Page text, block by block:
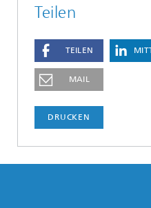
Teilen
TEILEN
MAIL
DRUCKEN